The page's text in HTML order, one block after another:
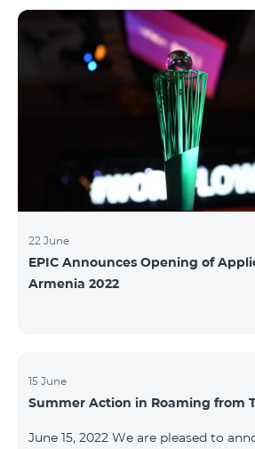
22 June
EPIC Announces Opening of
Armenia 2022
15 June
Summer Action in Roaming from
June 15, 2022 We are pleased to